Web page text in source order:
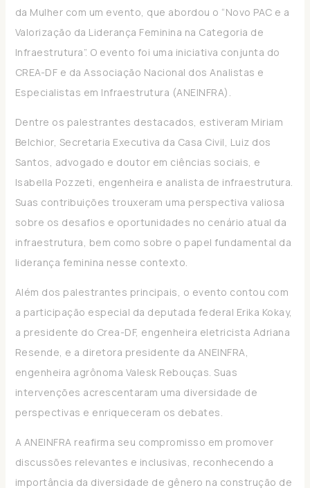
da Mulher com um evento, que abordou o “Novo PAC e a
Valorização da Liderança Feminina na Categoria de
Infraestrutura”. O evento foi uma iniciativa conjunta do
CREA-DF e da Associação Nacional dos Analistas e
Especialistas em Infraestrutura (ANEINFRA).
Dentre os palestrantes destacados, estiveram Miriam
Belchior, Secretaria Executiva da Casa Civil, Luiz dos
Santos, advogado e doutor em ciências sociais, e
Isabella Pozzeti, engenheira e analista de infraestrutura.
Suas contribuições trouxeram uma perspectiva valiosa
sobre os desafios e oportunidades no cenário atual da
infraestrutura, bem como sobre o papel fundamental da
liderança feminina nesse contexto.
Além dos palestrantes principais, o evento contou com
a participação especial da deputada federal Erika Kokay,
a presidente do Crea-DF, engenheira eletricista Adriana
Resende, e a diretora presidente da ANEINFRA,
engenheira agrônoma Valesk Rebouças. Suas
intervenções acrescentaram uma diversidade de
perspectivas e enriqueceram os debates.
A ANEINFRA reafirma seu compromisso em promover
discussões relevantes e inclusivas, reconhecendo a
importância da diversidade de gênero na construção de